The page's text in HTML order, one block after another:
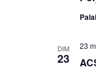
DIM
23
23